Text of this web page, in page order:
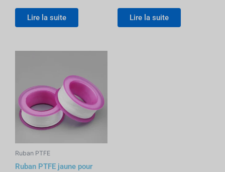
Lire la suite Lire la suite
Ruban PTFE
Ruban PTFE jaune pour